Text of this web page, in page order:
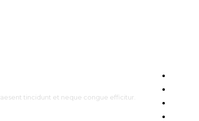
tincidunt et neque congue efficitur.